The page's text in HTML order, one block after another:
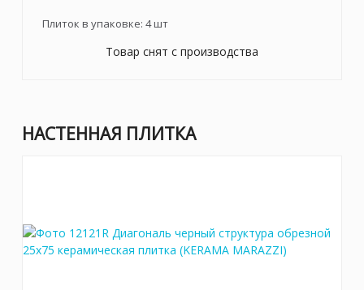
Плиток в упаковке: 4шт
Товар снят с производства
НАСТЕННАЯ ПЛИТКА